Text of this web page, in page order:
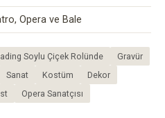
Opera ve Bale
Soylu Çiçek Rolünde
Gravür
Sanat Kostüm
Dekor
Opera Sanatçısı